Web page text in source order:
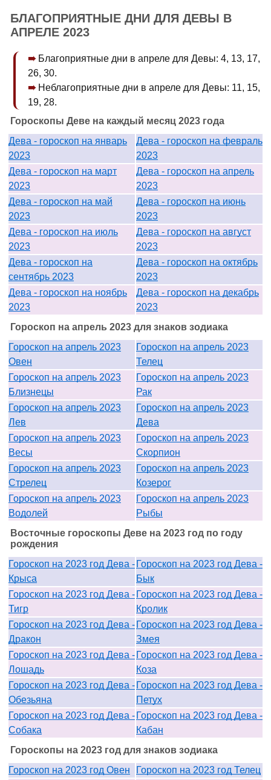
БЛАГОПРИЯТНЫЕ ДНИ ДЛЯ ДЕВЫ В
АПРЕЛЕ 2023
Благоприятные дни в апреле для Девы: 4, 13, 17,
26, 30.
Неблагоприятные дни в апреле для Девы: 11, 15,
19, 28.
Гороскопы Деве на каждый месяц 2023 года
Дева - гороскоп на январь
2023
Дева - гороскоп на февраль
2023
Дева - гороскоп на март
2023
Дева - гороскоп на апрель
2023
Дева - гороскоп на май
2023
Дева - гороскоп на июнь
2023
Дева - гороскоп на июль
2023
Дева - гороскоп на август
2023
Дева - гороскоп на
сентябрь 2023
Дева - гороскоп на октябрь
2023
Дева - гороскоп на ноябрь
2023
Дева - гороскоп на декабрь
2023
Гороскоп на апрель 2023 для знаков зодиака
Гороскоп на апрель 2023
Овен
Гороскоп на апрель 2023
Телец
Гороскоп на апрель 2023
Близнецы
Гороскоп на апрель 2023
Рак
Гороскоп на апрель 2023
Лев
Гороскоп на апрель 2023
Дева
Гороскоп на апрель 2023
Весы
Гороскоп на апрель 2023
Скорпион
Гороскоп на апрель 2023
Стрелец
Гороскоп на апрель 2023
Козерог
Гороскоп на апрель 2023
Водолей
Гороскоп на апрель 2023
Рыбы
Восточные гороскопы Деве на 2023 год по году
рождения
Гороскоп на 2023 год Дева -
Крыса
Гороскоп на 2023 год Дева -
Бык
Гороскоп на 2023 год Дева -
Тигр
Гороскоп на 2023 год Дева -
Кролик
Гороскоп на 2023 год Дева -
Дракон
Гороскоп на 2023 год Дева -
Змея
Гороскоп на 2023 год Дева -
Лошадь
Гороскоп на 2023 год Дева -
Коза
Гороскоп на 2023 год Дева -
Обезьяна
Гороскоп на 2023 год Дева -
Петух
Гороскоп на 2023 год Дева -
Собака
Гороскоп на 2023 год Дева -
Кабан
Гороскопы на 2023 год для знаков зодиака
Гороскоп на 2023 год Овен
Гороскоп на 2023 год Телец